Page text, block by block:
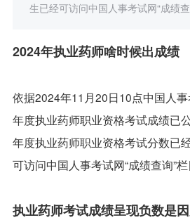
生已经可访问中国人事考试网“成绩查
2024年执业药师啥时候出成绩
依据2024年11月20日10点中国人
年度执业药师职业资格考试成绩已
年度执业药师职业资格考试分数已
可访问中国人事考试网“成绩查询”栏
执业药师考试成绩呈现负数是